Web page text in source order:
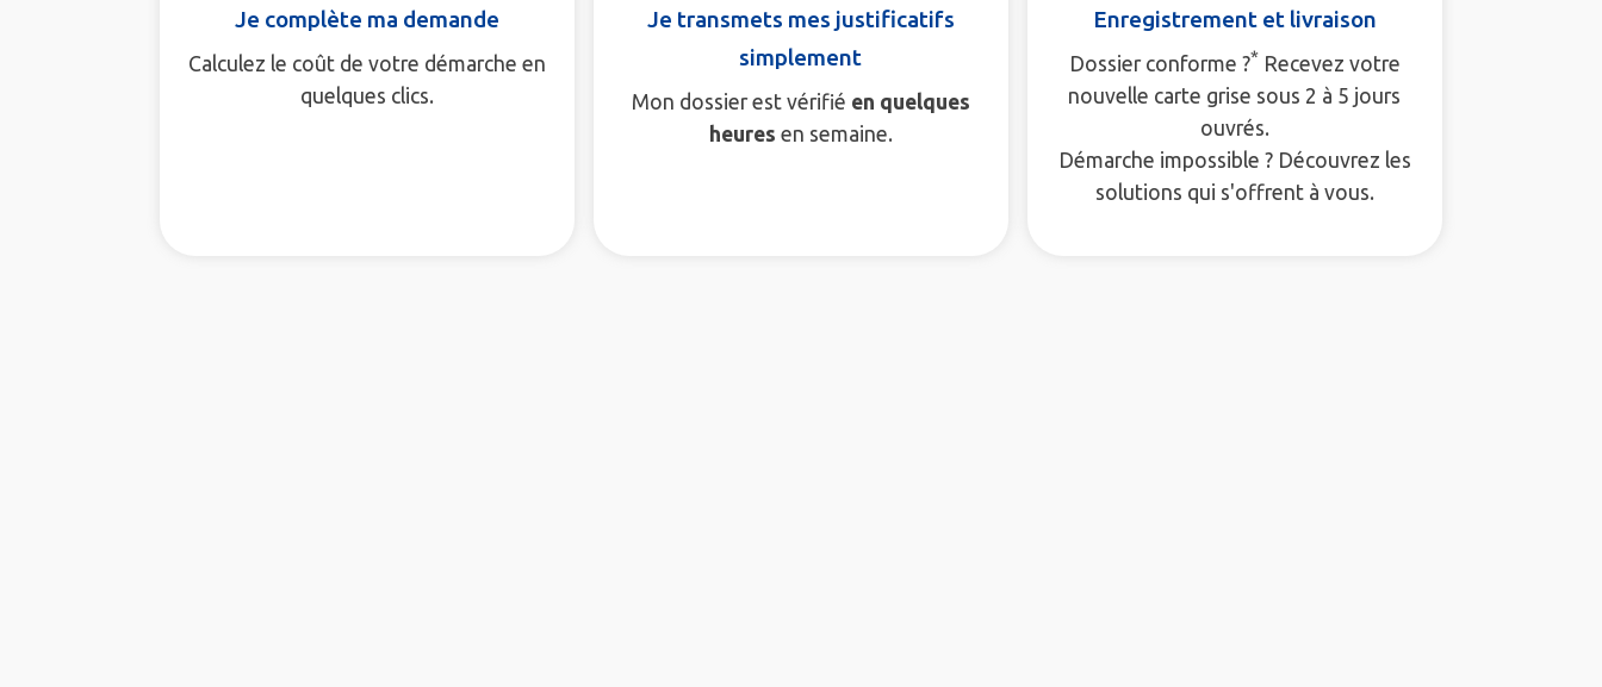
Je complète ma demande
Calculez le coût de votre démarche en
quelques clics.
Je transmets mes justificatifs
simplement
Mon dossier est vérifié en quelques
heures en semaine.
Enregistrement et livraison
Dossier conforme ?* Recevez votre
nouvelle carte grise sous 2 à 5 jours
ouvrés.
Démarche impossible ? Découvrez les
solutions qui s'offrent à vous.